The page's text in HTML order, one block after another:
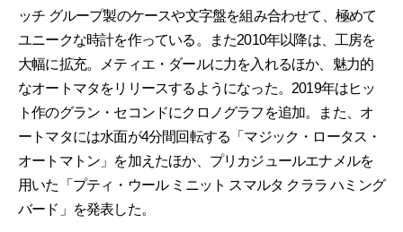
ッチ グループ製のケースや文字盤を組み合わせて、極めて
ユニークな時計を作っている。また2010年以降は、工房を
大幅に拡充。メティエ・ダールに力を入れるほか、魅力的
なオートマタをリリースするようになった。2019年はヒッ
ト作のグラン・セコンドにクロノグラフを追加。また、オ
ートマタには水面が4分間回転する「マジック・ロータス・
オートマトン」を加えたほか、プリカジュールエナメルを
用いた「プティ・ウール ミニット スマルタ クララ ハミング
バード」を発表した。